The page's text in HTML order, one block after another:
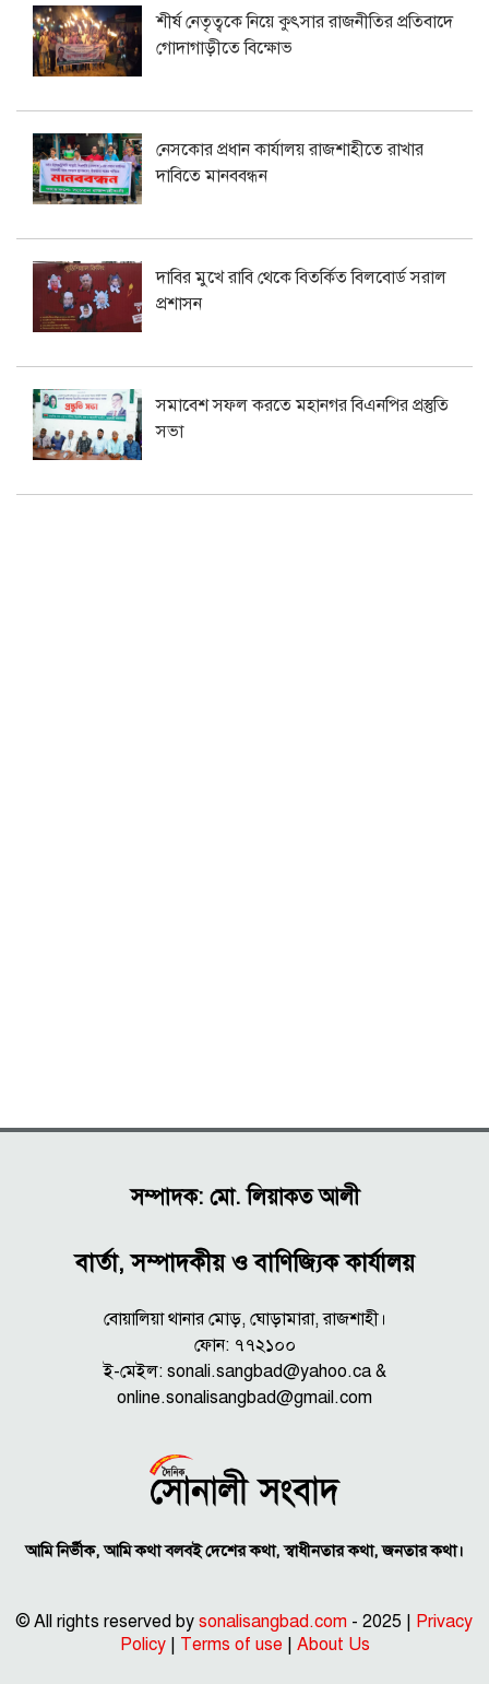
শীর্ষ নেতৃত্বকে নিয়ে কুৎসার রাজনীতির প্রতিবাদে
গোদাগাড়ীতে বিক্ষোভ
নেসকোর প্রধান কার্যালয় রাজশাহীতে রাখার
দাবিতে মানববন্ধন
দাবির মুখে রাবি থেকে বিতর্কিত বিলবোর্ড সরাল
প্রশাসন
সমাবেশ সফল করতে মহানগর বিএনপির প্রস্তুতি
সভা
সম্পাদক: মো. লিয়াকত আলী
বার্তা, সম্পাদকীয় ও বাণিজ্যিক কার্যালয়
বোয়ালিয়া থানার মোড়, ঘোড়ামারা, রাজশাহী।
ফোন: ৭৭২১০০
ই-মেইল: sonali.sangbad@yahoo.ca &
online.sonalisangbad@gmail.com
আমি নির্ভীক, আমি কথা বলবই দেশের কথা, স্বাধীনতার কথা, জনতার কথা।
© All rights reserved by sonalisangbad.com - 2025 | Privacy
Policy| Terms of use | About Us